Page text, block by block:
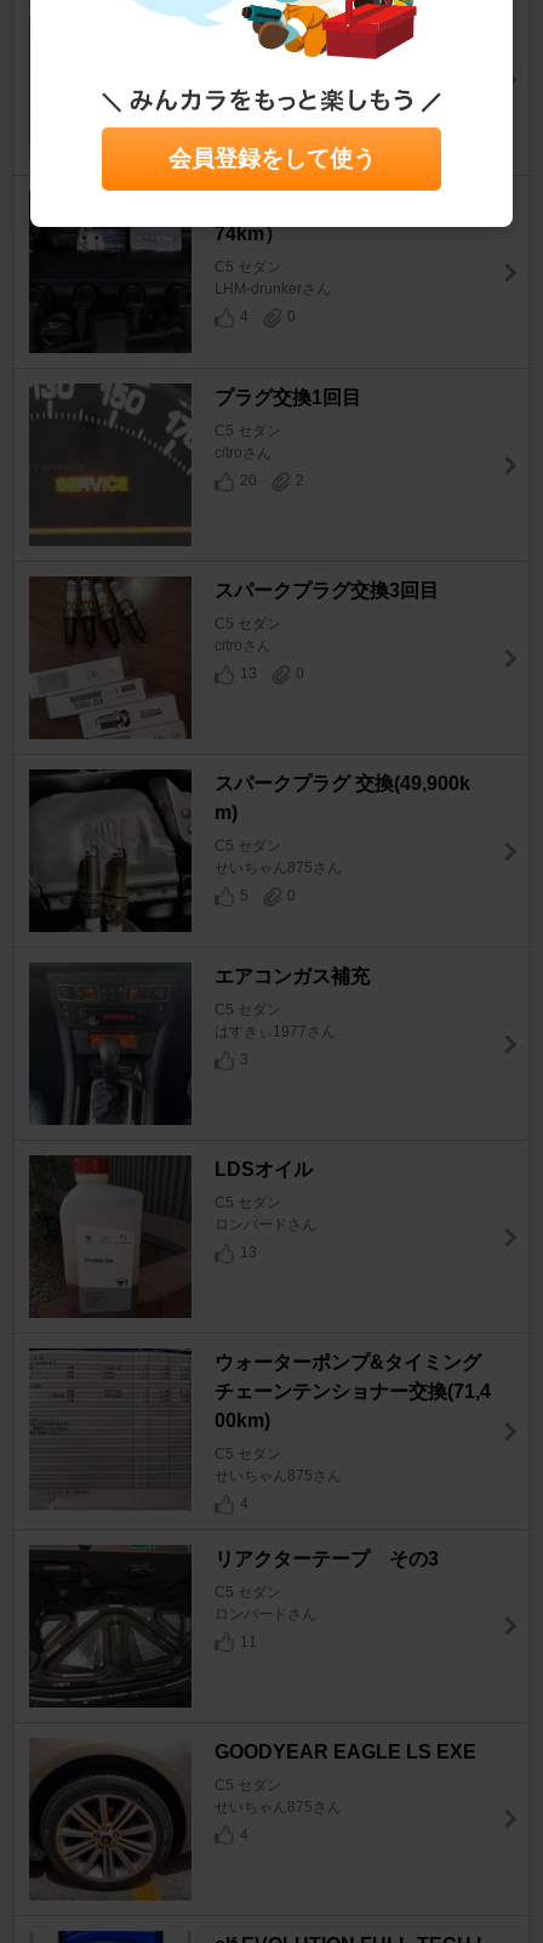
イグニッションコイル交換
C5 セダン
17
0
74km）
C5 セダン
LHM-drunkerさん
4
0
プラグ交換1回目
C5 セダン
citroさん
20
2
スパークプラグ交換3回目
C5 セダン
citroさん
13
0
スパークプラグ 交換(49,900k
m)
C5 セダン
せいちゃん875さん
5
0
エアコンガス補充
C5 セダン
はすきぃ1977さん
3
LDSオイル
C5 セダン
ロンバードさん
13
ウォーターポンプ&タイミング
チェーンテンショナー交換(71,4
00km)
C5 セダン
せいちゃん875さん
4
リアクターテープ その3
C5 セダン
ロンバードさん
11
GOODYEAR EAGLE LS EXE
C5 セダン
せいちゃん875さん
4
会員登録をして使う